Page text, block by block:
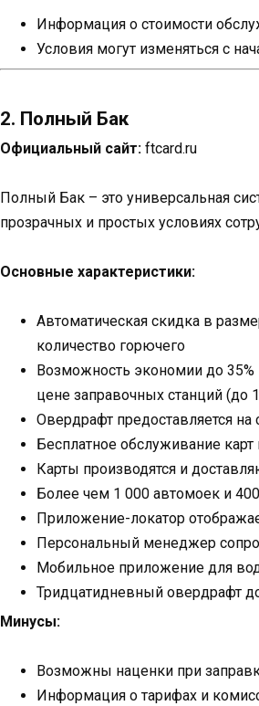
Информация о стоимости
Условия могут изменяться с
2. Полный Бак
Официальный сайт: ftcard.ru
Полный Бак – это универсальная
прозрачных и простых условиях
Основные характеристики:
Автоматическая скидка в
количество горючего
Возможность экономии до 35%
цене заправочных станций (до
Овердрафт предоставляется
Бесплатное обслуживание
Карты производятся и
Более чем 1 000 автомоек и
Приложение-локатор
Персональный менеджер
Мобильное приложение для
Тридцатидневный овердрафт
Минусы:
Возможны наценки при
Информация о тарифах и